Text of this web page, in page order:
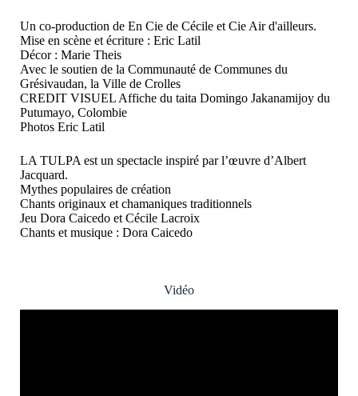
Un co-production de En Cie de Cécile et Cie Air d'ailleurs.
Mise en scène et écriture : Eric Latil
Décor : Marie Theis
Avec le soutien de la Communauté de Communes du
Grésivaudan, la Ville de Crolles
CREDIT VISUEL Affiche du taita Domingo Jakanamijoy du
Putumayo, Colombie
Photos Eric Latil
LA TULPA est un spectacle inspiré par l’œuvre d’Albert
Jacquard.
Mythes populaires de création
Chants originaux et chamaniques traditionnels
Jeu Dora Caicedo et Cécile Lacroix
Chants et musique : Dora Caicedo
Vidéo